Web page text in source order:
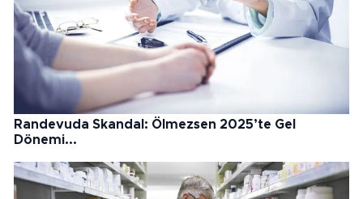
Randevuda Skandal: Ölmezsen 2025’te Gel
Dönemi...